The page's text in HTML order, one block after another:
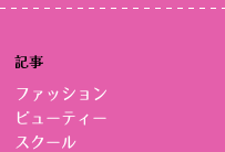
記事
ファッション
ビューティー
スクール